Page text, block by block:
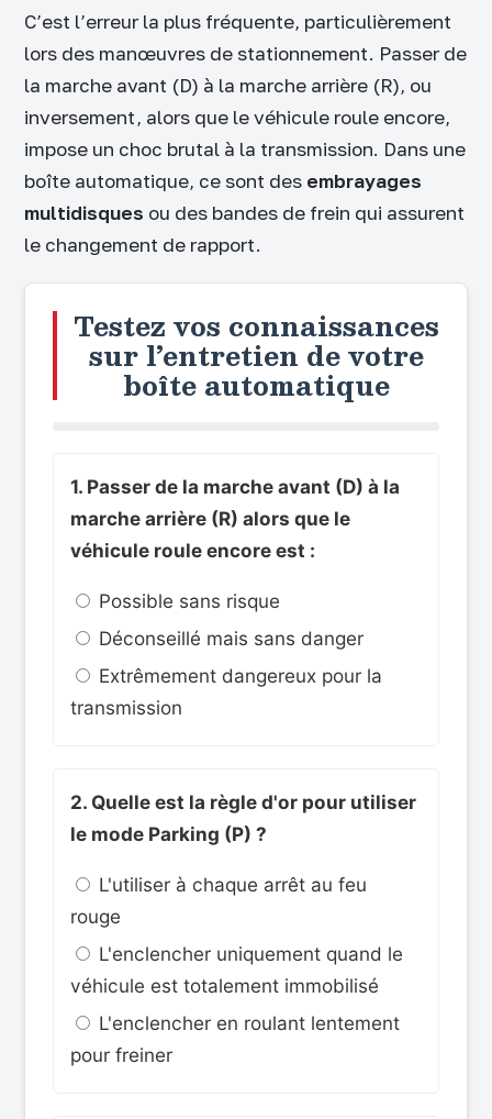
C’est l’erreur la plus fréquente, particulièrement
lors des manœuvres de stationnement. Passer de
la marche avant (D) à la marche arrière (R), ou
inversement, alors que le véhicule roule encore,
impose un choc brutal à la transmission. Dans une
boîte automatique, ce sont des embrayages
multidisques ou des bandes de frein qui assurent
le changement de rapport.
Testez vos connaissances
sur l’entretien de votre
boîte automatique
1. Passer de la marche avant (D) à la
marche arrière (R) alors que le
véhicule roule encore est :
Possible sans risque
Déconseillé mais sans danger
Extrêmement dangereux pour la
transmission
2. Quelle est la règle d'or pour utiliser
le mode Parking (P) ?
L'utiliser à chaque arrêt au feu
rouge
L'enclencher uniquement quand le
véhicule est totalement immobilisé
L'enclencher en roulant lentement
pour freiner